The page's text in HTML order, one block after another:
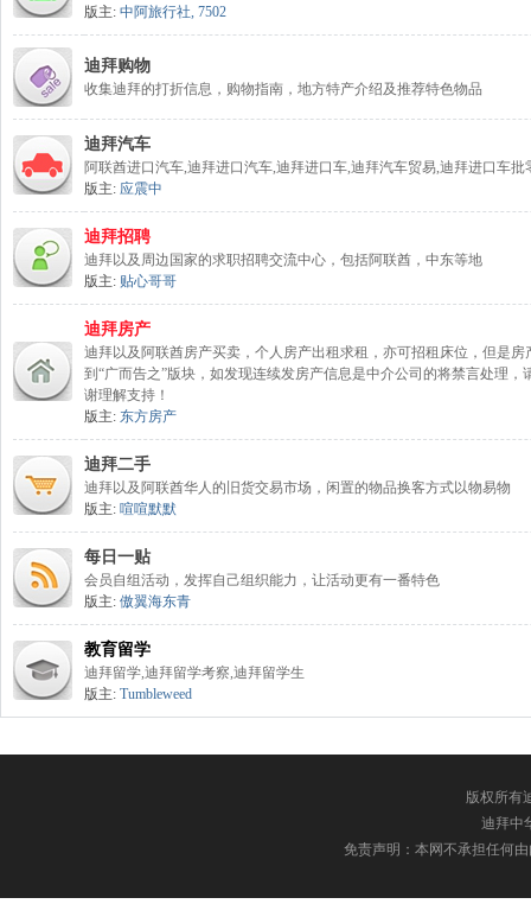
版主: 中阿旅行社, 7502
迪拜购物
收集迪拜的打折信息，购物指南，地方特产介绍及推荐特色物品
迪拜汽车
阿联酋进口汽车,迪拜进口汽车,迪拜进口车,迪拜汽车贸易,迪拜进口车批
版主: 应震中
迪拜招聘
迪拜以及周边国家的求职招聘交流中心，包括阿联酋，中东等地
版主: 贴心哥哥
迪拜房产
迪拜以及阿联酋房产买卖，个人房产出租求租，亦可招租床位，但是
到“广而告之”版块，如发现连续发房产信息是中介公司的将禁言处理
谢理解支持！
版主: 东方房产
迪拜二手
迪拜以及阿联酋华人的旧货交易市场，闲置的物品换客方式以物易物
版主: 喧喧默默
每日一贴
会员自组活动，发挥自己组织能力，让活动更有一番特色
版主: 傲翼海东青
教育留学
迪拜留学,迪拜留学考察,迪拜留学生
版主: Tumbleweed
版权所有
迪拜中
免责声明：本网不承担任何